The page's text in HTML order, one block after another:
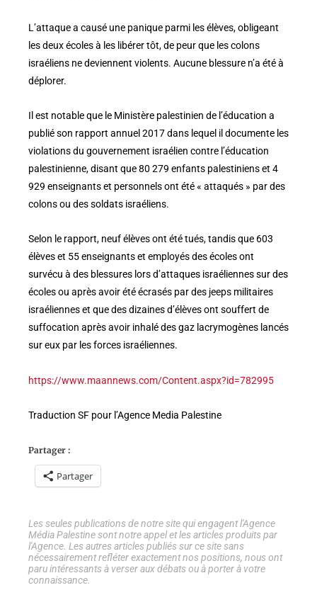
L’attaque a causé une panique parmi les élèves, obligeant
les deux écoles à les libérer tôt, de peur que les colons
israéliens ne deviennent violents. Aucune blessure n’a été à
déplorer.
Il est notable que le Ministère palestinien de l’éducation a
publié son rapport annuel 2017 dans lequel il documente les
violations du gouvernement israélien contre l’éducation
palestinienne, disant que 80 279 enfants palestiniens et 4
929 enseignants et personnels ont été « attaqués » par des
colons ou des soldats israéliens.
Selon le rapport, neuf élèves ont été tués, tandis que 603
élèves et 55 enseignants et employés des écoles ont
survécu à des blessures lors d’attaques israéliennes sur des
écoles ou après avoir été écrasés par des jeeps militaires
israéliennes et que des dizaines d’élèves ont souffert de
suffocation après avoir inhalé des gaz lacrymogènes lancés
sur eux par les forces israéliennes.
https://www.maannews.com/Content.aspx?id=782995
Traduction SF pour l’Agence Media Palestine
Partager :
Partager
Les seules publications de notre site qui engagent l'Agence
Média Palestine sont notre appel et les articles produits par
l'Agence. Les autres articles publiés sur ce site sans
nécessairement refléter exactement nos positions, nous ont
paru intéressants à verser aux débats ou à porter à votre
connaissance.